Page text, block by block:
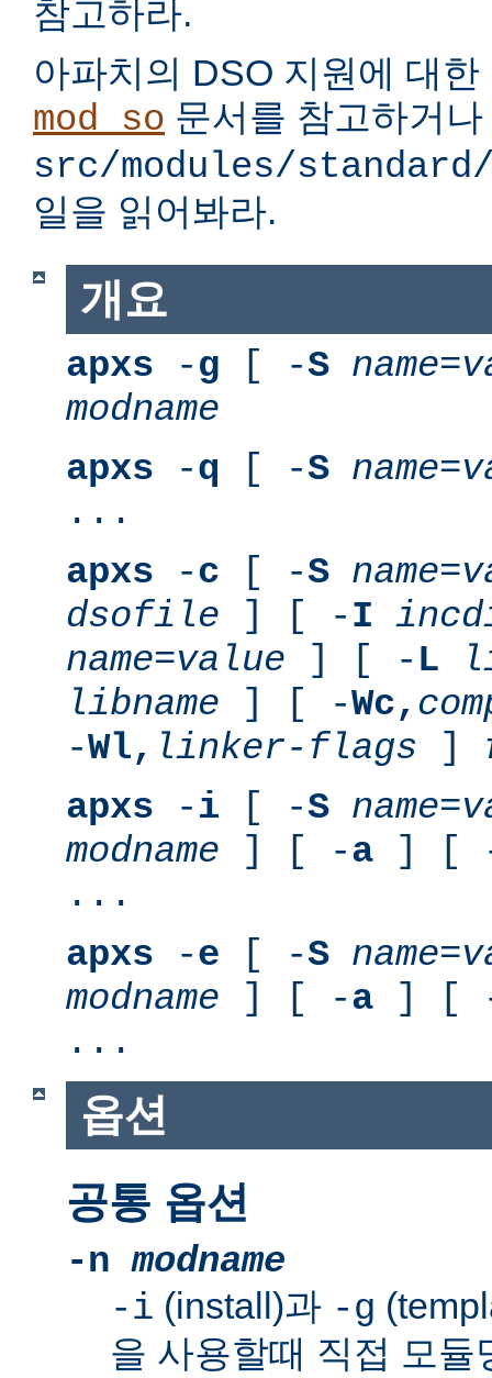
참고하라.
아파치의 DSO 지원에 대
mod_so 문서를 참고하거나
src/modules/standard/
일을 읽어봐라.
개요
apxs -g [ -S name=
modname
apxs -q [ -S name=
...
apxs -c [ -S name=
dsofile ] [ -I
name=value ] [ - L
libname ] [ -Wc,
-Wl, linker-flags ]
apxs -i [ -S name=
modname ] [ -a ] [
...
apxs -e [ -S name=
modname ] [ -a ] [
...
옵션
공통 옵션
-nmodname
-i (install)과 -g
을 사용할때 직접 모듈